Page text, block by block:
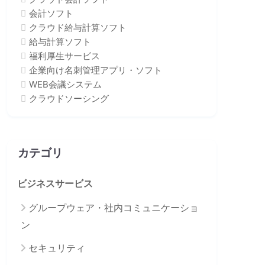
会計ソフト
クラウド給与計算ソフト
給与計算ソフト
福利厚生サービス
企業向け名刺管理アプリ・ソフト
WEB会議システム
クラウドソーシング
カテゴリ
ビジネスサービス
グループウェア・社内コミュニケーショ
ン
セキュリティ